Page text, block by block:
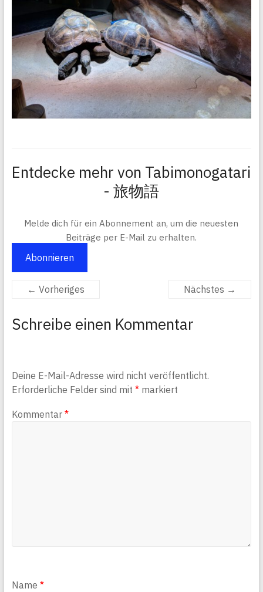
Entdecke mehr von Tabimonogatari
- 旅物語
Melde dich für ein Abonnement an, um die neuesten
Beiträge per E-Mail zu erhalten.
Abonnieren
← Vorheriges Nächstes →
Schreibe einen Kommentar
Deine E-Mail-Adresse wird nicht veröffentlicht.
Erforderliche Felder sind mit *markiert
Kommentar *
Name *